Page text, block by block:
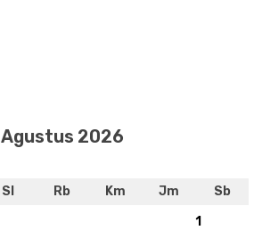
Agustus 2026
Sl Rb Km Jm
Sb
1